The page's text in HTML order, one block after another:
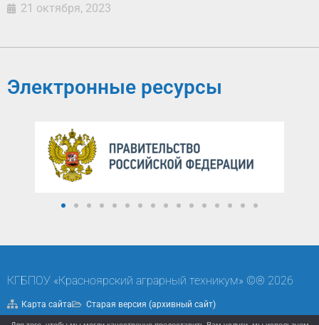
21 октября, 2023
Электронные ресурсы
КГБПОУ «Красноярский аграрный техникум» ©® 2026
Карта сайта Старая версия (архивный сайт)